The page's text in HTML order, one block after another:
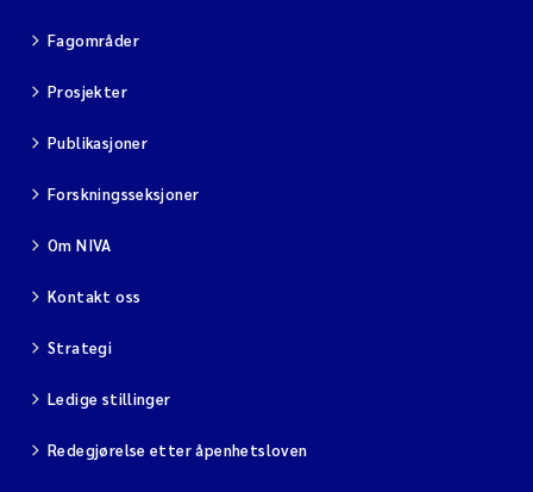
Fagområder
Prosjekter
Publikasjoner
Forskningsseksjoner
Om NIVA
Kontakt oss
Strategi
Ledige stillinger
Redegjørelse etter åpenhetsloven